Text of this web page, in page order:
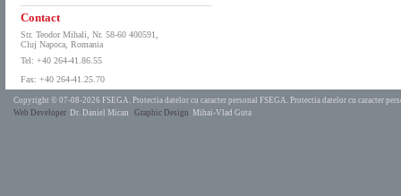
Contact
Str. Teodor Mihali, Nr. 58-60 400591,
Cluj Napoca, Romania
Tel: +40 264-41.86.55
Fax: +40 264-41.25.70
Copyright © 07-08-2026 FSEGA. Protectia datelor cu caracter personal FSEGA. Protectia datelor cu caracter
Web Developer Dr. Daniel Mican Graphic Design Mihai-Vlad Guta